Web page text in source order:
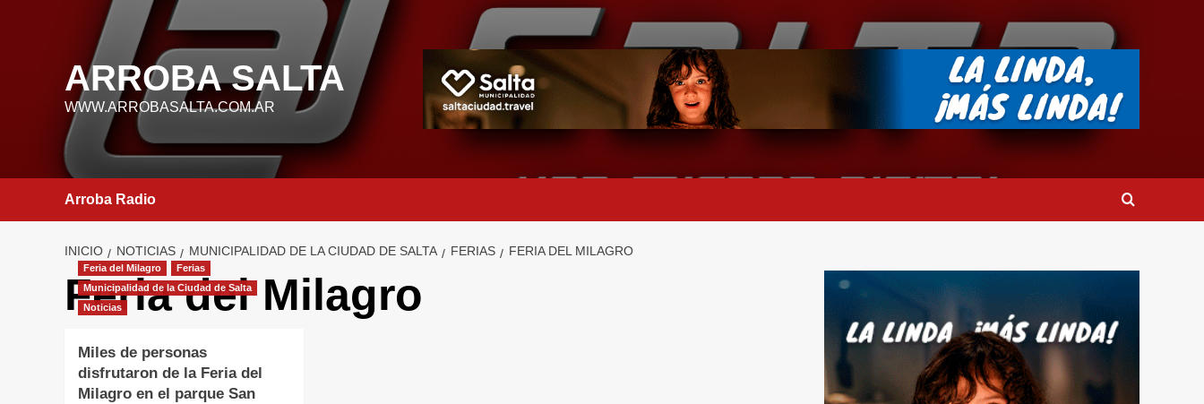
ARROBA SALTA
WWW.ARROBASALTA.COM.AR
Arroba Radio
INICIO NOTICIAS MUNICIPALIDAD DE LA CIUDAD DE SALTA FERIAS FERIA DEL MILAGRO
Feria del Milagro
Feria del Milagro
Ferias
Municipalidad de la Ciudad de Salta
Noticias
Miles de personas
disfrutaron de la Feria del
Milagro en el parque San